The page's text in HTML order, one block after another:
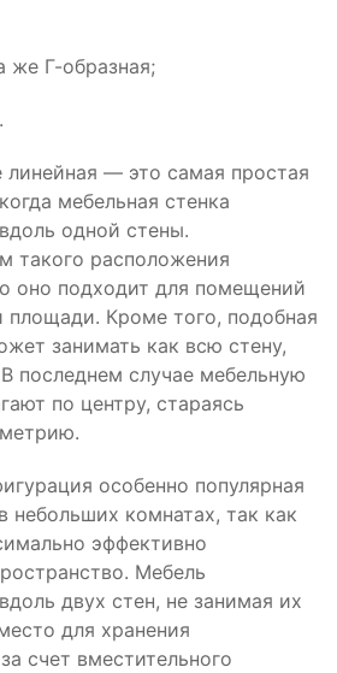
же Г-образная;
— это самая простая
мебельная стенка
одной стены.
такого расположения
оно подходит для помещений
Кроме того, подобная
занимать как всю стену,
последнем случае мебельную
по центру, стараясь
особенно популярная
небольших комнатах, так как
эффективно
Мебель
двух стен, не занимая их
для хранения
счет вместительного